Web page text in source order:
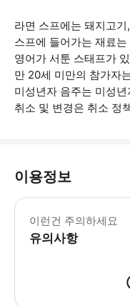
라면 스프에는 돼지고
스프에 들어가는 재료
영어가 서툰 스태프가
만 20세 미만의 참가자
미성년자 음주는 미성
취소 및 변경은 취소 정
이용정보
이런건 주의하세요
유의사항